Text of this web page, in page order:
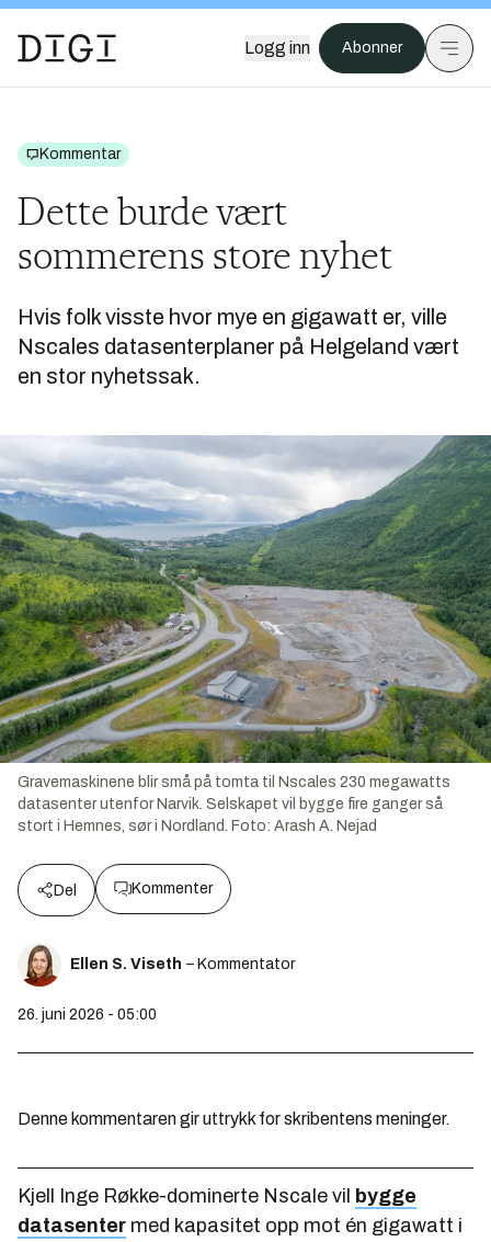
Logg inn Abonner
Kommentar
Dette burde vært
sommerens store nyhet
Hvis folk visste hvor mye en gigawatt er, ville
Nscales datasenterplaner på Helgeland vært
en stor nyhetssak.
Gravemaskinene blir små på tomta til Nscales 230 megawatts
datasenter utenfor Narvik. Selskapet vil bygge fire ganger så
stort i Hemnes, sør i Nordland.
Foto: Arash A. Nejad
Del Kommenter
Ellen S. Viseth – Kommentator
26. juni 2026 - 05:00
Denne kommentaren gir uttrykk for skribentens meninger.
Kjell Inge Røkke-dominerte Nscale vil bygge
datasenter med kapasitet opp mot én gigawatt i